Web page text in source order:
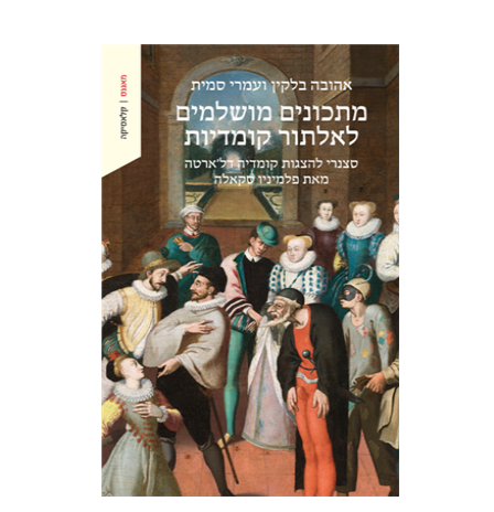
אהובה בלקין עמרי סמית
הנחת אתר ספר מודפס
$42
$38